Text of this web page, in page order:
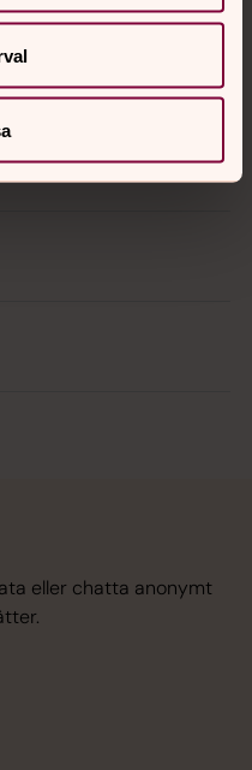
eller chatta anonymt